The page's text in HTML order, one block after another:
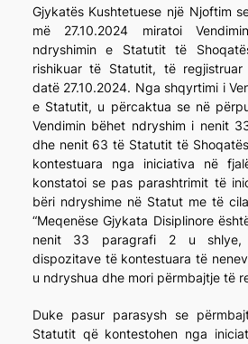
Gjykatës Kushtetuese një Njoftim
më 27.10.2024 miratoi
ndryshimin e Statutit të
rishikuar të Statutit, të
datë 27.10.2024. Nga shqyrtimi i
e Statutit, u përcaktua se në
Vendimin bëhet ndryshim i nenit
dhe nenit 63 të Statutit të
kontestuara nga iniciativa në
konstatoi se pas parashtrimit të
bëri ndryshime në Statut me të
“Meqenëse Gjykata Disiplinore
nenit 33 paragrafi 2 u shlye,
dispozitave të kontestuara të
u ndryshua dhe mori përmbajtje të
Duke pasur parasysh se
Statutit që kontestohen nga